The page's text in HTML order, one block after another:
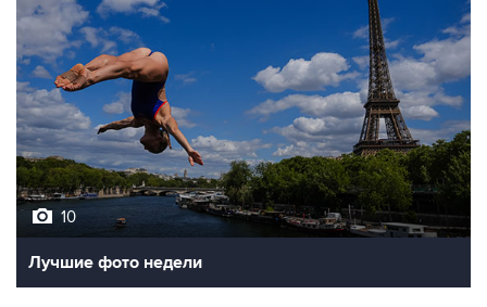
10
Лучшие фото недели